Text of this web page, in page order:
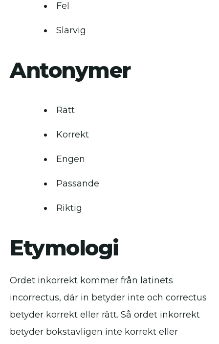
Fel
Slarvig
Antonymer
Rätt
Korrekt
Engen
Passande
Riktig
Etymologi
Ordet inkorrekt kommer från latinets
incorrectus, där in betyder inte och correctus
betyder korrekt eller rätt. Så ordet inkorrekt
betyder bokstavligen inte korrekt eller